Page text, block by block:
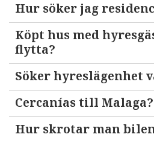
Hur söker jag
Köpt hus med
flytta?
Söker hyreslägenhet
Cercanías till Malaga?
Hur skrotar man